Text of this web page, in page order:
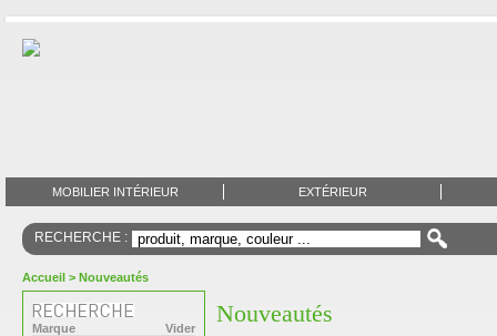
MOBILIER INTÉRIEUR EXTÉRIEUR
RECHERCHE :
Accueil > Nouveautés
Vider
Marque
Nouveautés